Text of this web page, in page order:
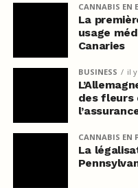
CANNABIS EN
La
usage
Canaries
BUSINESS il
des fleurs
CANNABIS EN
La